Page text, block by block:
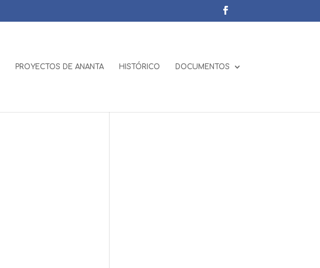
PROYECTOS DE ANANTA HISTÓRICO DOCUMENTOS